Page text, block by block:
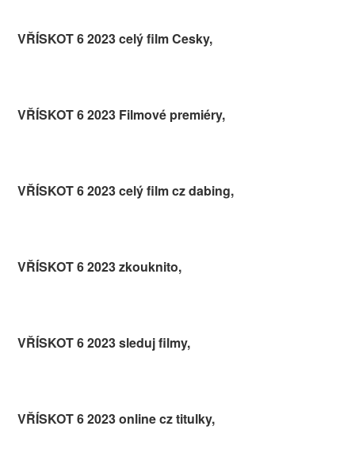
VŘÍSKOT 6 2023 celý film Cesky,
VŘÍSKOT 6 2023 Filmové premiéry,
VŘÍSKOT 6 2023 celý film cz dabing,
VŘÍSKOT 6 2023 zkouknito,
VŘÍSKOT 6 2023 sleduj filmy,
VŘÍSKOT 6 2023 online cz titulky,